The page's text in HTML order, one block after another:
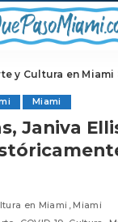
y Cultura en Miami
Miami
Janiva
en Miami Miami